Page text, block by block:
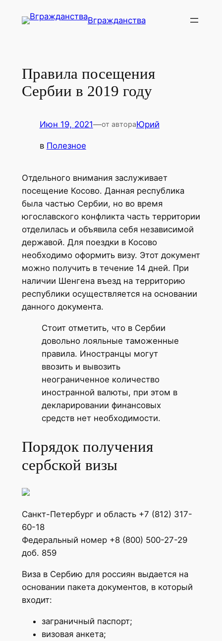
Вгражданства
Правила посещения
Сербии в 2019 году
Июн 19, 2021—от автораЮрий
в Полезное
Отдельного внимания заслуживает
посещение Косово. Данная республика
была частью Сербии, но во время
югославского конфликта часть территории
отделилась и объявила себя независимой
державой. Для поездки в Косово
необходимо оформить визу. Этот документ
можно получить в течение 14 дней. При
наличии Шенгена въезд на территорию
республики осуществляется на основании
данного документа.
Стоит отметить, что в Сербии
довольно лояльные таможенные
правила. Иностранцы могут
ввозить и вывозить
неограниченное количество
иностранной валюты, при этом в
декларировании финансовых
средств нет необходимости.
Порядок получения
сербской визы
Санкт-Петербург и область +7 (812) 317-
60-18
Федеральный номер +8 (800) 500-27-29
доб. 859
Виза в Сербию для россиян выдается на
основании пакета документов, в который
входит:
заграничный паспорт;
визовая анкета;